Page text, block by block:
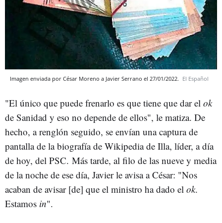
Imagen enviada por César Moreno a Javier Serrano el 27/01/2022. El Español
"El único que puede frenarlo es que tiene que dar el ok
de Sanidad y eso no depende de ellos", le matiza. De
hecho, a renglón seguido, se envían una captura de
pantalla de la biografía de Wikipedia de Illa, líder, a día
de hoy, del PSC. Más tarde, al filo de las nueve y media
de la noche de ese día, Javier le avisa a César: "Nos
acaban de avisar [de] que el ministro ha dado el ok.
Estamos in".